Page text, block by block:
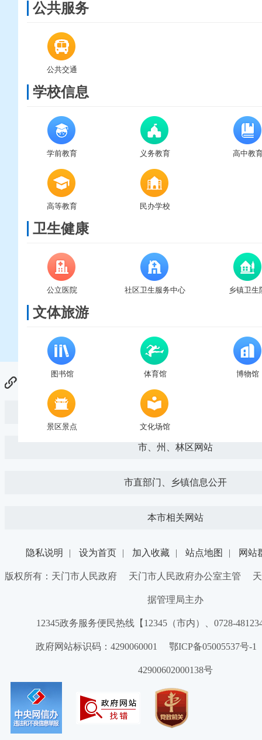
公共服务
公共交通
学校信息
学前教育 义务教育 高中教
高等教育 民办学校
卫生健康
公立医院 社区卫生服务中心 乡镇卫生
文体旅游
图书馆 体育馆 博物馆
景区景点 文化场馆
国家部委网站
市、州、林区网站
市直部门、乡镇信息公开
本市相关网站
隐私说明 | 设为首页 | 加入收藏 | 站点地图 | 网站
版权所有：天门市人民政府 天门市人民政府办公室主管 天
据管理局主办
12345政务服务便民热线【12345（市内）、0728-
政府网站标识码：4290060001 鄂ICP备05005537号
42900602000138号